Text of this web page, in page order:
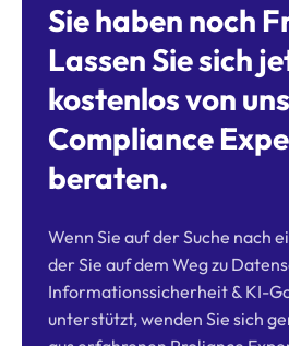
Sie haben noch
Lassen Sie sich
kostenlos von
Compliance
beraten.
Wenn Sie auf der Suche nach
der Sie auf dem Weg zu
Informationssicherheit & KI-
unterstützt, wenden Sie sich